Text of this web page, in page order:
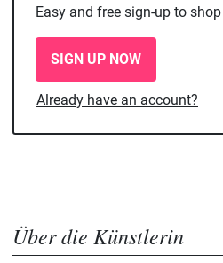
Easy and free sign-up to
SIGN UP NOW
Already have an account?
Über die Künstlerin